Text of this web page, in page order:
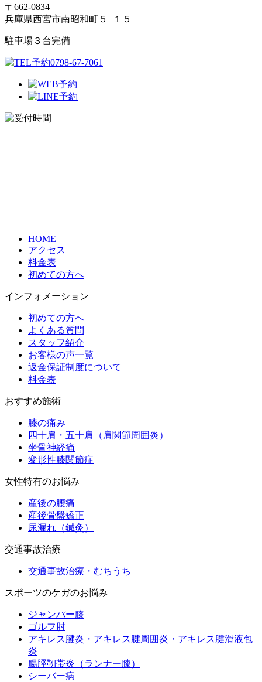
〒662-0834
兵庫県西宮市南昭和町５−１５
駐車場３台完備
HOME
アクセス
料金表
初めての方へ
インフォメーション
初めての方へ
よくある質問
スタッフ紹介
お客様の声一覧
返金保証制度について
料金表
おすすめ施術
膝の痛み
四十肩・五十肩（肩関節周囲炎）
坐骨神経痛
変形性膝関節症
女性特有のお悩み
産後の腰痛
産後骨盤矯正
尿漏れ（鍼灸）
交通事故治療
交通事故治療・むちうち
スポーツのケガのお悩み
ジャンパー膝
ゴルフ肘
アキレス腱炎・アキレス腱周囲炎・アキレス腱滑液包
炎
腸脛靭帯炎（ランナー膝）
シーバー病